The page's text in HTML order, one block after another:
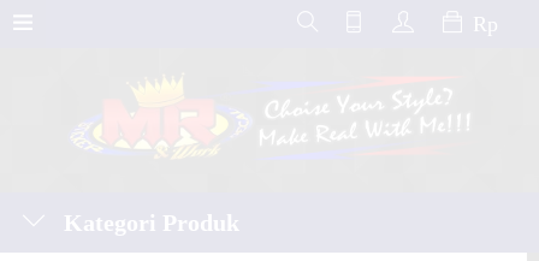
Rp
Kategori Produk